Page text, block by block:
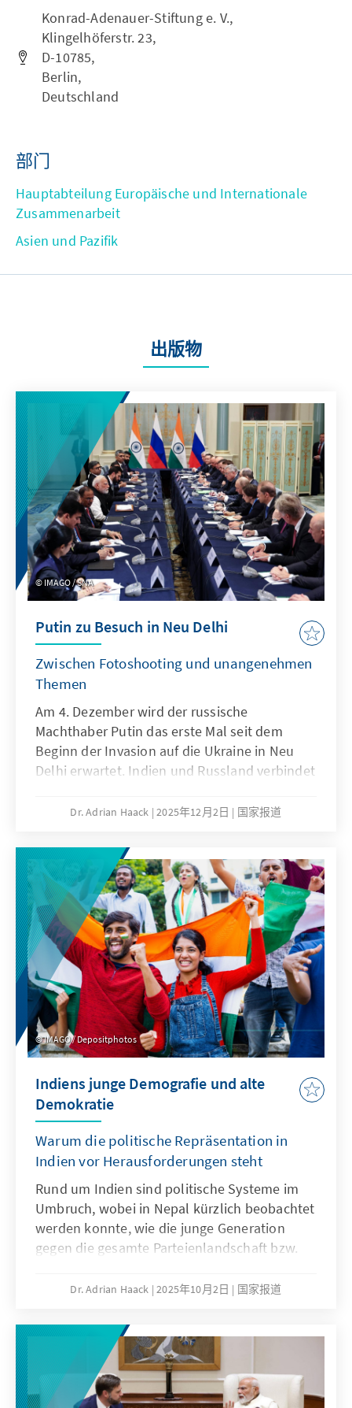
Konrad-Adenauer-Stiftung e. V.,
Klingelhöferstr. 23,
D-10785,
Berlin,
Deutschland
部门
Hauptabteilung Europäische und Internationale
Zusammenarbeit
Asien und Pazifik
出版物
IMAGO / SNA
Putin zu Besuch in Neu Delhi
Zwischen Fotoshooting und unangenehmen
Themen
Am 4. Dezember wird der russische
Machthaber Putin das erste Mal seit dem
Beginn der Invasion auf die Ukraine in Neu
Delhi erwartet. Indien und Russland verbindet
doch für die Modi-Administration ist dieser
Indien muss als größte Demokratie der Welt
und aufstrebende Weltmacht um seine
internationale Reputation bedacht sein und
gleichzeitig seine eigenen Interessen in Bezug
auf Russland im Blick behalten. Zuletzt
hatten die von US-Präsident Trump hart
kritisierten Öl-Importe für Turbulenzen
gesorgt. Regelmäßig demonstrieren Personen
vor der russischen Botschaft, weil Angehörige
von ihnen von dubiosen Agenturen in den
Dienst der russischen Truppe verbracht
einen vollständigen Tech-Transfer zum Bau
der Su-57 angeboten und eine eigene
indische Produktion in Aussicht gestellt. Für
Putin besteht in Indien die Chance, sich auf
internationaler Bühne zu präsentieren und
Handlungsfähigkeit zu demonstrieren – doch
das ist kein Selbstläufer.
Dr. Adrian Haack 2025年12月2日 国家报道
IMAGO / Depositphotos
Indiens junge Demografie und alte
Demokratie
Warum die politische Repräsentation in
Indien vor Herausforderungen steht
Rund um Indien sind politische Systeme im
Umbruch, wobei in Nepal kürzlich beobachtet
werden konnte, wie die junge Generation
gegen die gesamte Parteienlandschaft bzw.
politische Klasse rebellierte. Auch
Land eine junge Bevölkerung hat. Kinder,
Teenager und Menschen in ihren Dreißigern
prägen das Straßenbild. Die indische Politik
hingegen wird in erster Linie von älteren
Dr. Adrian Haack 2025年10月2日 国家报道